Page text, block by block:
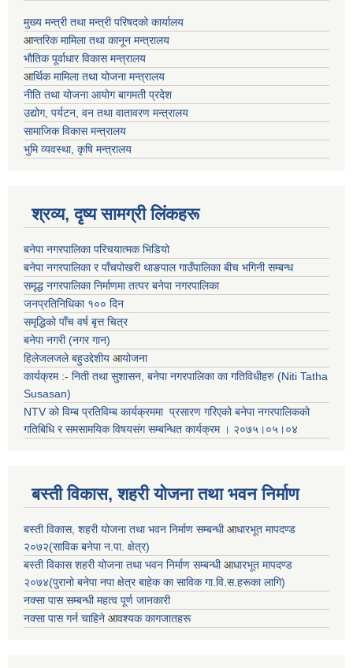
मुख्य मन्त्री तथा मन्त्री परिषदको कार्यालय
आन्तरिक मामिला तथा कानून मन्त्रालय
भाैतिक पूर्वाधार विकास मन्त्रालय
आर्थिक मामिला तथा योजना मन्त्रालय
नीति तथा योजना आयोग बागमती प्रदेश
उद्योग, पर्यटन, वन तथा वातावरण मन्त्रालय
सामाजिक विकास मन्त्रालय
भुमि व्यवस्था, कृषि मन्त्रालय
श्रव्य, दृष्य सामग्री लिंकहरू
बनेपा नगरपालिका परिचयात्मक भिडियो
बनेपा नगरपालिका र पाँचपोखरी थाङपाल गाउँपालिका बीच भगिनी सम्बन्ध
समृद्ध नगरपालिका निर्माणमा तत्पर बनेपा नगरपालिका
जनप्रतिनिधिका १०० दिन
समृद्धिको पाँच वर्ष बृत्त चित्र
बनेपा नगरी (नगर गान)
हिलेजलजले बहुउद्देशीय आयोजना
कार्यक्रम :- निती तथा सुशासन, बनेपा नगरपालिका का गतिविधीहरु (Niti Tatha
Susasan)
NTV को विम्ब प्रतिविम्ब कार्यक्रममा प्रसारण गरिएकोबनेपा नगरपालिकको
गतिबिधि र समसामयिक विषयसंग सम्बन्धित कार्यक्रम । २०७५।०५।०४
बस्ती विकास, शहरी योजना तथा भवन निर्माण
बस्ती विकास, शहरी योजना तथा भवन निर्माण सम्बन्धीआधारभूत मापदण्ड
२०७२(साविक बनेपा न.पा. क्षेत्र)
बस्ती विकास शहरी योजना तथा भवन निर्माण सम्बन्धीआधारभूत मापदण्ड
२०७४(पुरानो बनेपा नपा क्षेत्र बाहेक का साविक गा.वि.स.हरूका लागि)
नक्सा पास सम्बन्धी महत्व पूर्ण जानकारी
नक्सा पास गर्न चाहिने आवश्यक कागजातहरू